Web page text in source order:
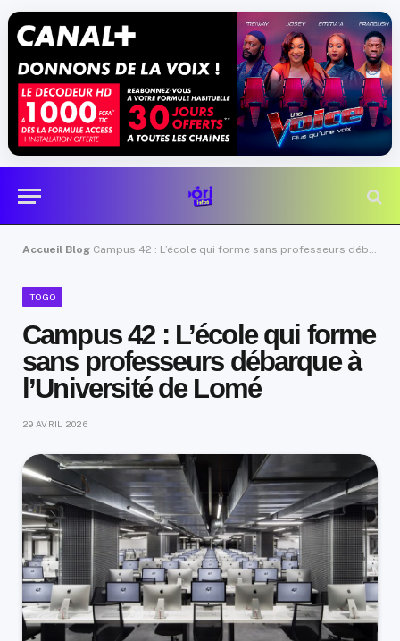
Accueil Blog Campus 42 : L’école qui forme sans professeurs débarque à l’Université de Lomé
TOGO
Campus 42 : L’école qui forme
sans professeurs débarque à
l’Université de Lomé
29 AVRIL 2026